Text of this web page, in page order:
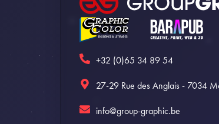
+32 (0)65 34 89 54
27-29 Rue des Anglais - 7034
info@group-graphic.be